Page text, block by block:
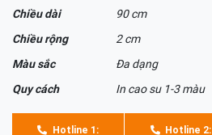
Chiều dài
90 cm
Chiều rộng
2 cm
Màu sắc
Đa dạng
Quy cách
In cao su 1-3 màu
Hotline 1:
Hotline 2: